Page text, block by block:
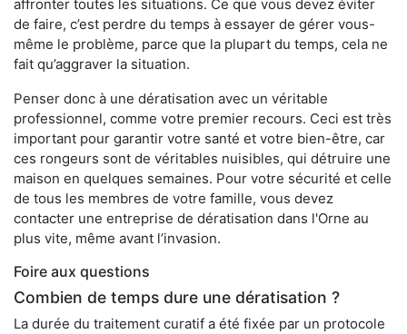
affronter toutes les situations. Ce que vous devez éviter
de faire, c’est perdre du temps à essayer de gérer vous-
même le problème, parce que la plupart du temps, cela ne
fait qu’aggraver la situation.
Penser donc à une dératisation avec un véritable
professionnel, comme votre premier recours. Ceci est très
important pour garantir votre santé et votre bien-être, car
ces rongeurs sont de véritables nuisibles, qui détruire une
maison en quelques semaines. Pour votre sécurité et celle
de tous les membres de votre famille, vous devez
contacter une entreprise de dératisation dans l'Orne au
plus vite, même avant l’invasion.
Foire aux questions
Combien de temps dure une dératisation ?
La durée du traitement curatif a été fixée par un protocole